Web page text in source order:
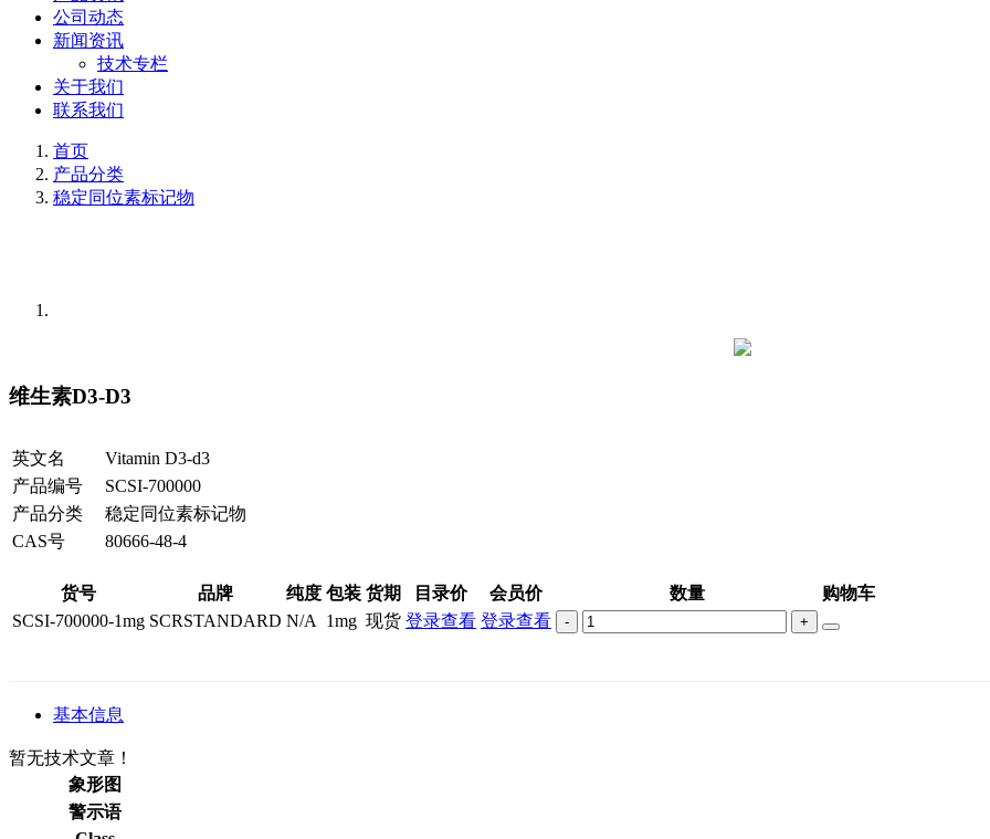
公司动态
新闻资讯
技术专栏
关于我们
联系我们
首页
产品分类
稳定同位素标记物
维生素D3-D3
英文名
Vitamin D3-d3
产品编号
SCSI-700000
产品分类
稳定同位素标记物
CAS号
80666-48-4
货号 品牌 纯度 包装 货期 目录价 会员价 数量
购物车
SCSI-700000-1mg SCRSTANDARD N/A 1mg 现货 登录查看 登录查看 - +
基本信息
暂无技术文章！
象形图
警示语